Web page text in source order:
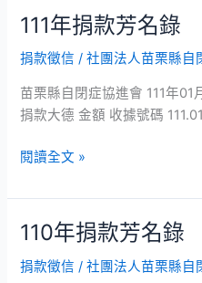
111年捐款芳名錄
捐款徵信 /社團法人苗栗縣自
苗栗縣自閉症協進會 111年
捐款大德 金額 收據號碼
111
捐
款
芳
錄
閱讀全文 »
110年捐款芳名錄
捐款徵信 /社團法人苗栗縣自
110
捐